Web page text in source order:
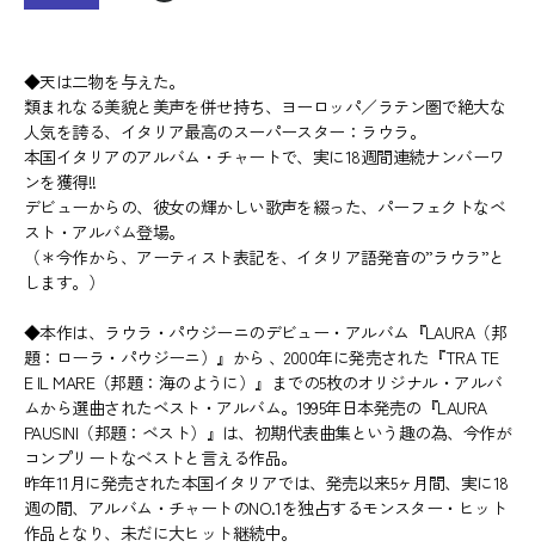
◆天は二物を与えた。
類まれなる美貌と美声を併せ持ち、ヨーロッパ／ラテン圏で絶大な
人気を誇る、イタリア最高のスーパースター：ラウラ。
本国イタリアのアルバム・チャートで、実に18週間連続ナンバーワ
ンを獲得!!
デビューからの、彼女の輝かしい歌声を綴った、パーフェクトなベ
スト・アルバム登場。
（＊今作から、アーティスト表記を、イタリア語発音の”ラウラ”と
します。）
◆本作は、ラウラ・パウジーニのデビュー・アルバム『LAURA（邦
題：ローラ・パウジーニ）』から 、2000年に発売された『TRA TE
E IL MARE（邦題：海のように）』までの5枚のオリジナル・アルバ
ムから選曲されたベスト・アルバム。1995年日本発売の『LAURA
PAUSINI（邦題：ベスト）』は、初期代表曲集という趣の為、今作が
コンプリートなベストと言える作品。
昨年11月に発売された本国イタリアでは、発売以来5ヶ月間、実に18
週の間、アルバム・チャートのNO.1を独占するモンスター・ヒット
作品となり、未だに大ヒット継続中。